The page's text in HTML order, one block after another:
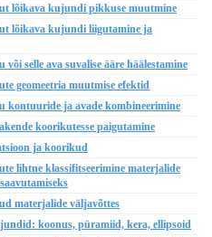
lõikava kujundi pikkuse muutmine
lõikava kujundi liigutamine ja
selle ava suvalise ääre häälestamine
geomeetria muutmise efektid
kontuuride ja avade kombineerimine
koorikutesse paigutamine
ja koorikud
lihtne klassifitseerimine materjalide
materjalide väljavõttes
koonus, püramiid, kera, ellipsoid